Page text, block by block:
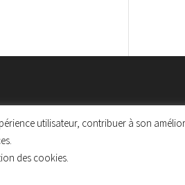
utilisateur, contribuer à son
des cookies.